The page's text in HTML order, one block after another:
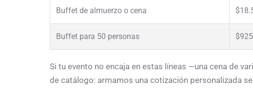
Buffet de almuerzo o cena
Buffet para 50 personas
Si tu evento no encaja en estas líneas —una cena de
de catálogo: armamos una cotización personalizada